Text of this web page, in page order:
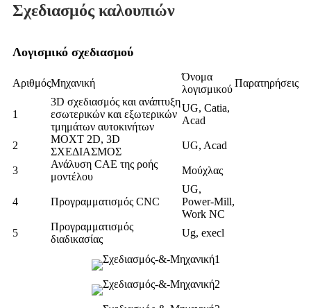
Σχεδιασμός καλουπιών
Λογισμικό σχεδιασμού
ΑριθμόςΜηχανική
Όνομα
λογισμικού
Παρατηρήσεις
1
3D σχεδιασμός και ανάπτυξη
εσωτερικών και εξωτερικών
τμημάτων αυτοκινήτων
UG, Catia,
Acad
2
MOXT 2D, 3D
ΣΧΕΔΙΑΣΜΟΣ
UG, Acad
3
Ανάλυση CAE της ροής
μοντέλου
Μούχλας
4 Προγραμματισμός CNC
UG,
Power-Mill,
Work NC
5
Προγραμματισμός
διαδικασίας
Ug, execl